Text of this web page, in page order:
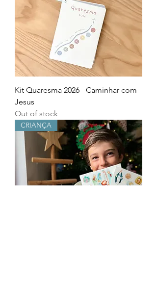
Kit Quaresma 2026 - Caminhar com
Jesus
Out of stock
CRIANÇA